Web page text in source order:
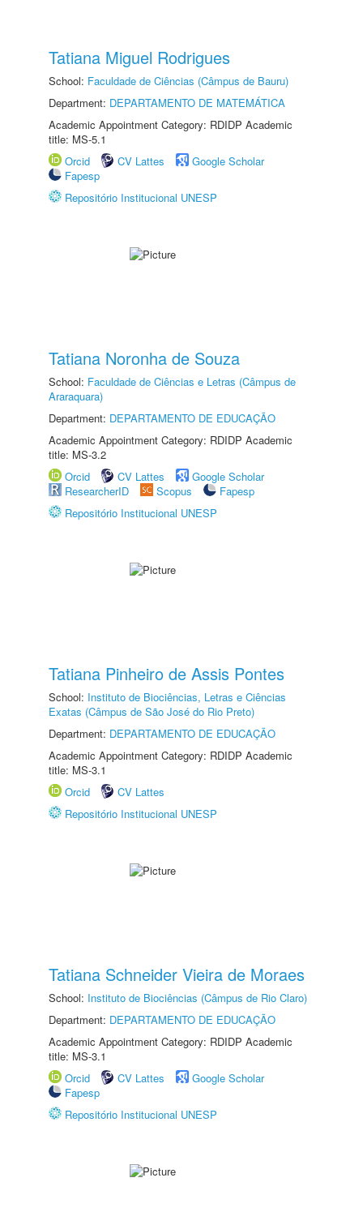
Tatiana Miguel Rodrigues
School: Faculdade de Ciências (Câmpus de Bauru)
Department: DEPARTAMENTO DE MATEMÁTICA
Academic Appointment Category: RDIDP Academic
title: MS-5.1
Orcid
CV Lattes
Google Scholar
Fapesp
Repositório Institucional UNESP
Tatiana Noronha de Souza
School: Faculdade de Ciências e Letras (Câmpus de
Araraquara)
Department: DEPARTAMENTO DE EDUCAÇÃO
Academic Appointment Category: RDIDP Academic
title: MS-3.2
Orcid
CV Lattes
Google Scholar
ResearcherID
Scopus
Fapesp
Repositório Institucional UNESP
Tatiana Pinheiro de Assis Pontes
School: Instituto de Biociências, Letras e Ciências
Exatas (Câmpus de São José do Rio Preto)
Department: DEPARTAMENTO DE EDUCAÇÃO
Academic Appointment Category: RDIDP Academic
title: MS-3.1
Orcid
CV Lattes
Repositório Institucional UNESP
Tatiana Schneider Vieira de Moraes
School: Instituto de Biociências (Câmpus de Rio Claro)
Department: DEPARTAMENTO DE EDUCAÇÃO
Academic Appointment Category: RDIDP Academic
title: MS-3.1
Orcid
CV Lattes
Google Scholar
Fapesp
Repositório Institucional UNESP